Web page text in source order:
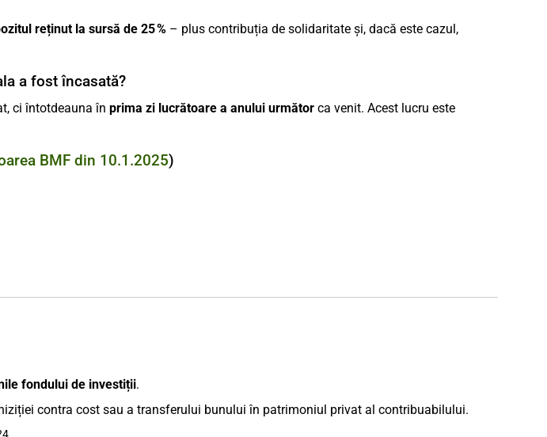
reținut la sursă de 25 % – plus contribuția de solidaritate și, dacă este cazul,
a fost încasată?
ci întotdeauna în prima zi lucrătoare a anului următor ca venit. Acest lucru este
BMF din 10.1.2025)
fondului de investiții.
contra cost sau a transferului bunului în patrimoniul privat al contribuabilului.